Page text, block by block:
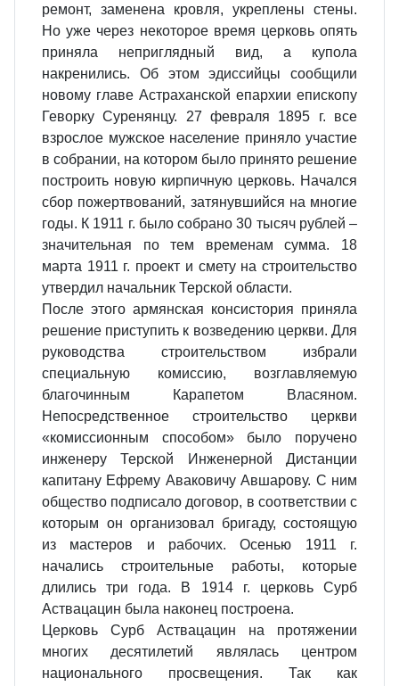
ремонт, заменена кровля, укреплены стены.
Но уже через некоторое время церковь опять
приняла неприглядный вид, а купола
накренились. Об этом эдиссийцы сообщили
новому главе Астраханской епархии епископу
Геворку Суренянцу. 27 февраля 1895 г. все
взрослое мужское население приняло участие
в собрании, на котором было принято решение
построить новую кирпичную церковь. Начался
сбор пожертвований, затянувшийся на многие
годы. К 1911 г. было собрано 30 тысяч рублей –
значительная по тем временам сумма. 18
марта 1911 г. проект и смету на строительство
утвердил начальник Терской области.
После этого армянская консистория приняла
решение приступить к возведению церкви. Для
руководства строительством избрали
специальную комиссию, возглавляемую
благочинным Карапетом Власяном.
Непосредственное строительство церкви
«комиссионным способом» было поручено
инженеру Терской Инженерной Дистанции
капитану Ефрему Аваковичу Авшарову. С ним
общество подписало договор, в соответствии с
которым он организовал бригаду, состоящую
из мастеров и рабочих. Осенью 1911 г.
начались строительные работы, которые
длились три года. В 1914 г. церковь Сурб
Аствацацин была наконец построена.
Церковь Сурб Аствацацин на протяжении
многих десятилетий являлась центром
национального просвещения. Так как